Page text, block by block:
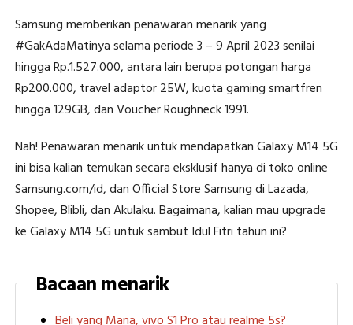
Samsung memberikan penawaran menarik yang
#GakAdaMatinya selama periode 3 – 9 April 2023 senilai
hingga Rp.1.527.000, antara lain berupa potongan harga
Rp200.000, travel adaptor 25W, kuota gaming smartfren
hingga 129GB, dan Voucher Roughneck 1991.
Nah! Penawaran menarik untuk mendapatkan Galaxy M14 5G
ini bisa kalian temukan secara eksklusif hanya di toko online
Samsung.com/id, dan Official Store Samsung di Lazada,
Shopee, Blibli, dan Akulaku. Bagaimana, kalian mau upgrade
ke Galaxy M14 5G untuk sambut Idul Fitri tahun ini?
Bacaan menarik